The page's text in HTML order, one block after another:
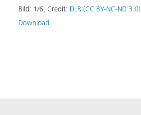
Bild: 1/6 Credit: DLR (CC BY-NC-ND 3.0)
Download